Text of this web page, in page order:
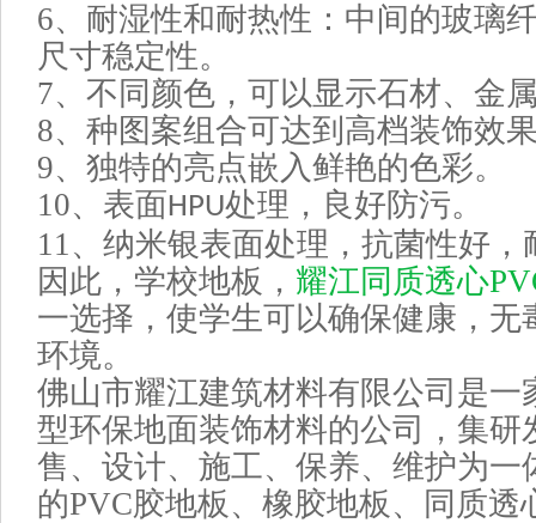
6、耐湿性和耐热性：中间的玻璃
尺寸稳定性。
7、不同颜色，可以显示石材、金
8、种图案组合可达到高档装饰效
9、独特的亮点嵌入鲜艳的色彩。
10、表面HPU处理，良好防污。
11、纳米银表面处理，抗菌性好，
因此，学校地板， 耀江同质透心
一选择，使学生可以确保健康，无
环境。
佛山市耀江建筑材料有限公司是一
型环保地面装饰材料的公司，集研
售、设计、施工、保养、维护为一
的PVC胶地板、橡胶地板、同质透